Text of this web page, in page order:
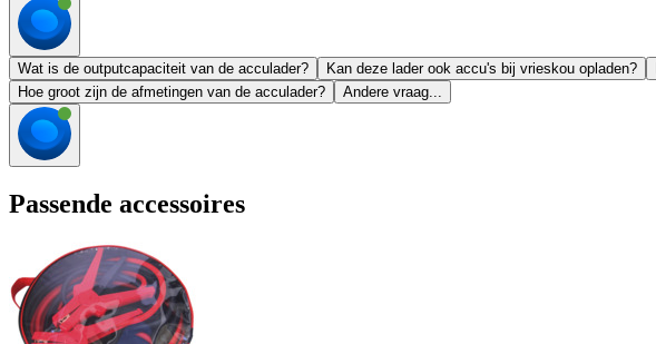
Wat is de outputcapaciteit van de acculader? Kan deze lader ook accu's bij vrieskou opladen?
Hoe groot zijn de afmetingen van de acculader?
Andere vraag...
Passende accessoires